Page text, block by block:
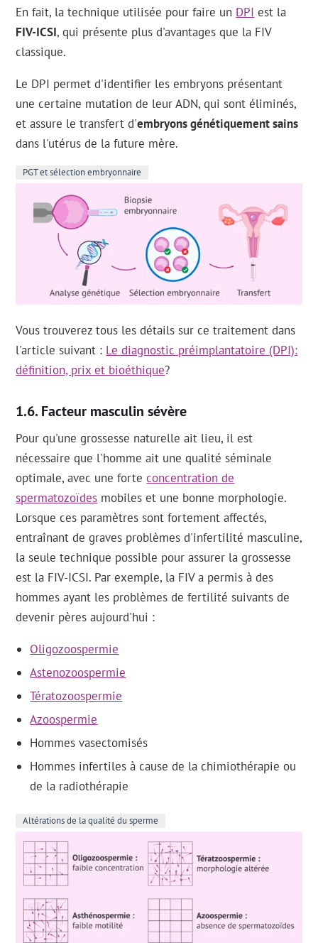
En fait, la technique utilisée pour faire un DPI est la
FIV-ICSI, qui présente plus d'avantages que la FIV
classique.
Le DPI permet d'identifier les embryons présentant
une certaine mutation de leur ADN, qui sont éliminés,
et assure le transfert d'embryons génétiquement sains
dans l'utérus de la future mère.
PGT et sélection embryonnaire
Vous trouverez tous les détails sur ce traitement dans
l'article suivant : Le diagnostic préimplantatoire (DPI):
définition, prix et bioéthique?
Facteur masculin sévère
Pour qu'une grossesse naturelle ait lieu, il est
nécessaire que l'homme ait une qualité séminale
optimale, avec une forteconcentration de
spermatozoïdes mobiles et une bonne morphologie.
Lorsque ces paramètres sont fortement affectés,
entraînant de graves problèmes d'infertilité masculine,
la seule technique possible pour assurer la grossesse
est la FIV-ICSI. Par exemple, la FIV a permis à des
hommes ayant les problèmes de fertilité suivants de
devenir pères aujourd'hui :
Oligozoospermie
Astenozoospermie
Tératozoospermie
Azoospermie
Hommes vasectomisés
Hommes infertiles à cause de la chimiothérapie ou
de la radiothérapie
Altérations de la qualité du sperme